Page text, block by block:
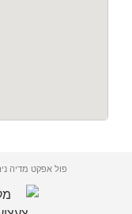
פול אפקט מדיה